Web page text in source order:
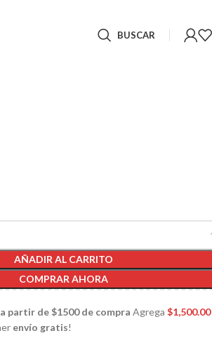
BUSCAR
AÑADIR AL CARRITO
COMPRAR AHORA
partir de $1500 de compra Agrega$1,500.00
envío gratis!